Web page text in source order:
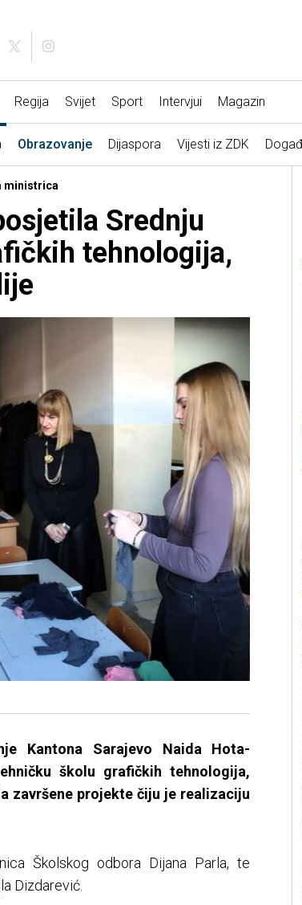
Regija Svijet Sport Intervjui Magazin
Obrazovanje Dijaspora Vijesti iz ZDK
ministrica
Srednju
tehnologija,
Kantona Sarajevo Naida Hota-
školu grafičkih tehnologija,
završene projekte čiju je realizaciju
Školskog odbora Dijana Parla, te
Dizdarević.